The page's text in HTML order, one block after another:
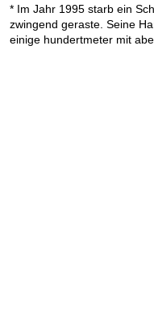
* Im Jahr 1995 starb ein
zwingend geraste. Seine
einige hundertmeter mit